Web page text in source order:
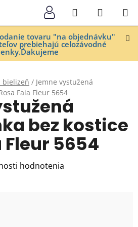
tovaru "na objednávku"
prebiehajú celozávodné
Hľadať
KOŠÍK
bielizeň / Jemne vystužená
Faia Fleur 5654
bez kostice
Fleur 5654
hodnotenia